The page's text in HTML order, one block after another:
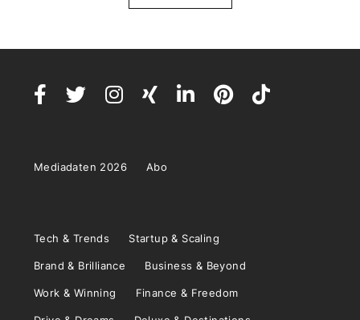
Mediadaten 2026 Abo
Tech & Trends Startup & Scaling
Brand & Brilliance Business & Beyond
Work & Winning Finance & Freedom